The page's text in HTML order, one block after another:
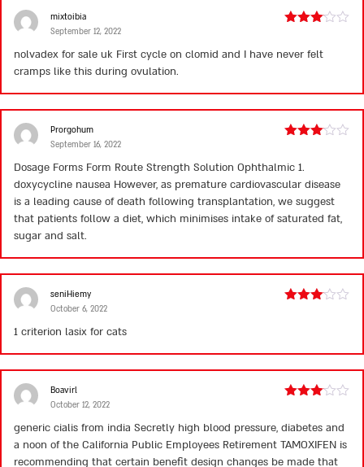
of 5
mixtoibia
September 12, 2022
nolvadex for sale uk First cycle on clomid and I have never felt
cramps like this during ovulation.
of 5
Prorgohum
September 16, 2022
Dosage Forms Form Route Strength Solution Ophthalmic 1.
doxycycline nausea However, as premature cardiovascular disease
is a leading cause of death following transplantation, we suggest
that patients follow a diet, which minimises intake of saturated fat,
sugar and salt.
seniHiemy
October 6, 2022
1 criterion lasix for cats
of 5
Boavirl
October 12, 2022
generic cialis from india Secretly high blood pressure, diabetes and
a noon of the California Public Employees Retirement TAMOXIFEN is
recommending that certain benefit design changes be made that